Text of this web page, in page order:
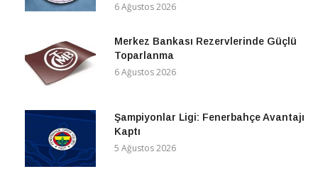
6 Ağustos 2026
Merkez Bankası Rezervlerinde Güçlü
Toparlanma
6 Ağustos 2026
Şampiyonlar Ligi: Fenerbahçe Avantajı
Kaptı
5 Ağustos 2026